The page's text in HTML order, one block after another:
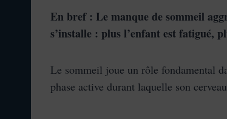
En bref : Le manque de sommeil
s’installe : plus l’enfant est fatigué,
Le sommeil joue un rôle fondamental
phase active durant laquelle son